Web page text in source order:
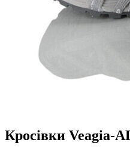
Кросівки Veagia-